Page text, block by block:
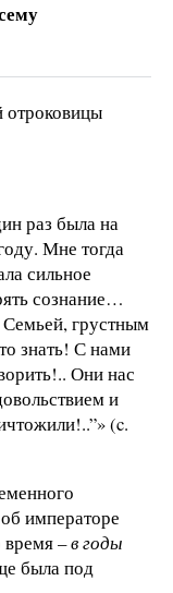
отроковицы
раз была на
Мне тогда
сильное
сознание…
Семьей, грустным
знать! С нами
Они нас
и
(c.
императоре
время –вгоды
была под